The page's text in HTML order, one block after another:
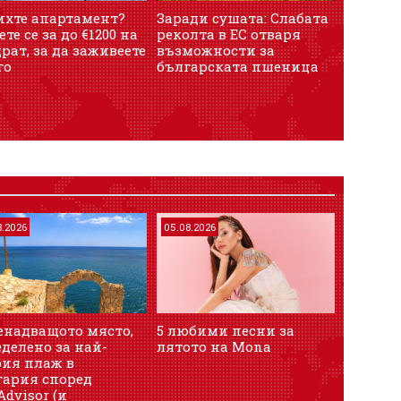
апартамент?
се за до €1200 на
за да заживеете
Заради сушата: Слабата
реколта в ЕС отваря
възможности за
българската пшеница
място,
за най-
плаж в
според
(и
05.08.2026
5 любими песни за
лятото на Mona